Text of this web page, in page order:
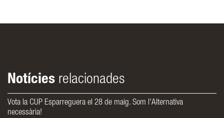
Notícies relacionades
Vota la CUP Esparreguera el 28 de maig. Som l'Alternativa
necessària!